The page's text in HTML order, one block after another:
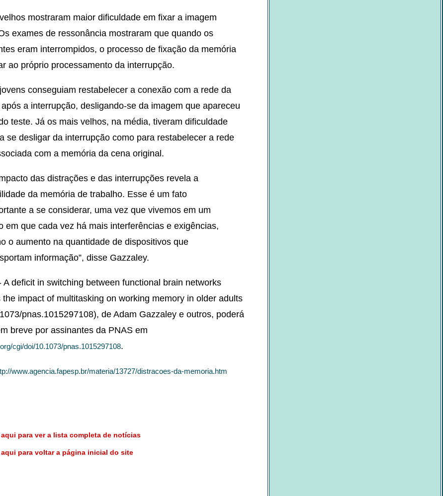
mostraram maior dificuldade em fixar a imagem
exames de ressonância mostraram que quando os
eram interrompidos, o processo de fixação da memória
ao próprio processamento da interrupção.
conseguiam restabelecer a conexão com a rede da
a interrupção, desligando-se da imagem que apareceu
teste. Já os mais velhos, na média, tiveram dificuldade
se desligar da interrupção como para restabelecer a rede
com a memória da cena original.
das distrações e das interrupções revela a
da memória de trabalho. Esse é um fato
a se considerar, uma vez que vivemos em um
em que cada vez há mais interferências e exigências,
o aumento na quantidade de dispositivos que
informação”, disse Gazzaley.
A deficit in switching between functional brain networks
the impact of multitasking on working memory in older adults
pnas.1015297108), de Adam Gazzaley e outros, poderá
breve por assinantes da PNAS em
cgi/doi/10.1073/pnas.1015297108.
www.agencia.fapesp.br/materia/13727/distracoes-da-memoria.htm
para ver a lista completa de notícias
aqui para voltar a página inicial do site